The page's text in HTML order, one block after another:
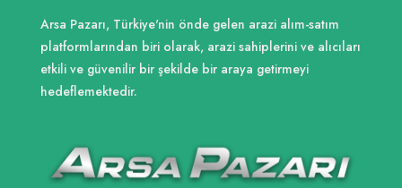
Arsa Pazarı, Türkiye'nin önde gelen arazi alım-satım
platformlarından biri olarak, arazi sahiplerini ve alıcıları
etkili ve güvenilir bir şekilde bir araya getirmeyi
hedeflemektedir.